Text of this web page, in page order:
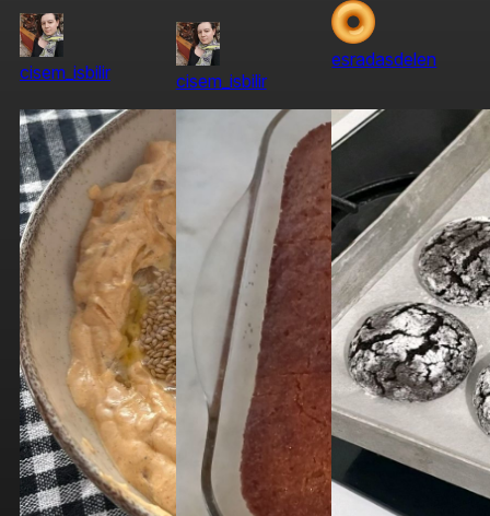
cisem_isbilir cisem_isbilir
esradasdelen